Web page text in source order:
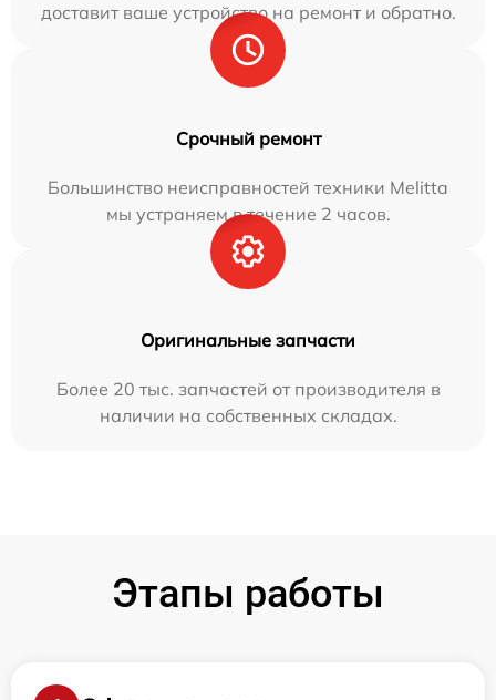
доставит ваше устройство на ремонт и обратно.
Срочный ремонт
Большинство неисправностей техники Melitta
мы устраняем в течение 2 часов.
Оригинальные запчасти
Более 20 тыс. запчастей от производителя в
наличии на собственных складах.
Этапы работы